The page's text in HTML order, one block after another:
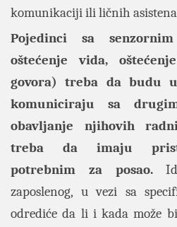
komunikaciji ili ličnih
Pojedinci sa
oštećenje vida,
govora) treba da budu
komuniciraju sa
obavljanje njihovih
treba da imaju
potrebnim za posao.
zaposlenog, u vezi sa
odrediće da li i kada može